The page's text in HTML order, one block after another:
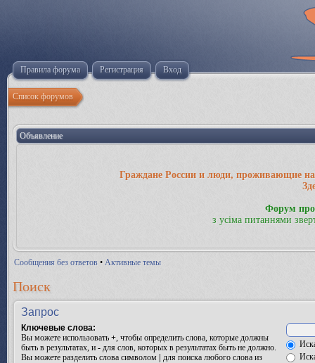
Правила форума Регистрация Вход
Список форумов
Объявление
Граждане России и люди, проживающие на
Форум
з усіма питаннями
Сообщения без ответов • Активные темы
Поиск
Запрос
Ключевые слова:
Вы можете использовать +, чтобы определить слова, которые должны
быть в результатах, и - для слов, которых в результатах быть не должно.
Вы можете разделить слова символом
для поиска любого слова из